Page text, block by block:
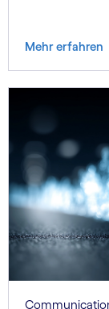
Mehr erfahren